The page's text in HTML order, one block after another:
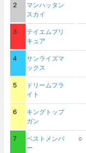
２
マンハッタン
スカイ
３
テイエムプリ
キュア
４
サンライズマ
ックス
５
ドリームフラ
イト
６
キングトップ
ガン
７
ベストメンバ
ー
○